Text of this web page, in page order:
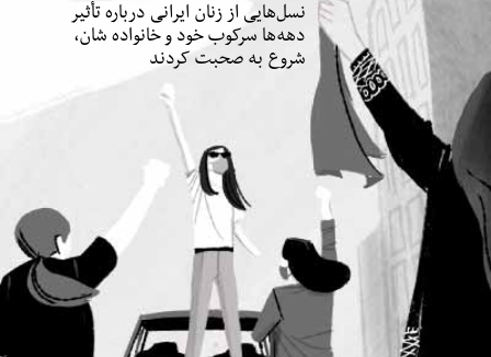
نسل‌هایی از زنان ایرانی درباره تأثیر
دهه‌ها سرکوب‌ خود و خانواده شان،
شروع به صحبت کردند